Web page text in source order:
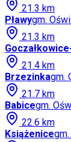
21.3 km
Pławygm.
21.3 km
21.4 km
Brzezinkagm.
21.7 km
Babicegm.
22.6 km
Książenicegm.